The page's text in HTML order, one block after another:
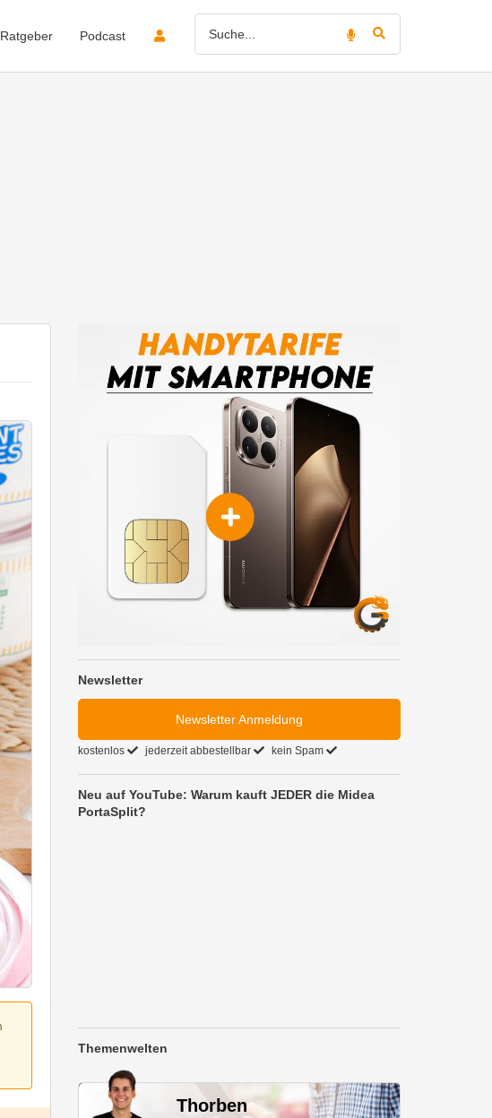
Ratgeber Podcast
Newsletter
Newsletter Anmeldung
kostenlos jederzeit abbestellbar kein Spam
Neu auf YouTube: Warum kauft JEDER die Midea
PortaSplit?
Themenwelten
Thorben